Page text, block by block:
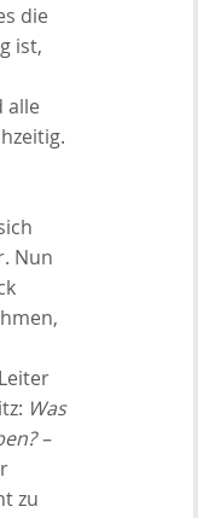
die
ist,
alle
Nun
Was
–
zu